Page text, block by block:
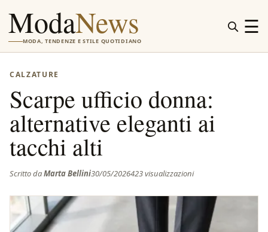
ModaNews
MODA, TENDENZE E STILE QUOTIDIANO
☰
CALZATURE
Scarpe ufficio donna:
alternative eleganti ai
tacchi alti
Scritto daMarta Bellini30/05/2026423 visualizzazioni